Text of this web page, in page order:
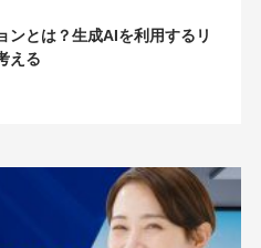
ンとは？生成AIを利用するリ
える